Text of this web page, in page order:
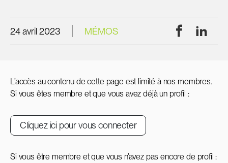
24 avril 2023 MÉMOS Facebook
L’accès au contenu de cette page est limité à nos membres.
Si vous êtes membre et que vous avez déjà un profil :
Cliquez ici pour vous connecter
Si vous être membre et que vous n’avez pas encore de profil :